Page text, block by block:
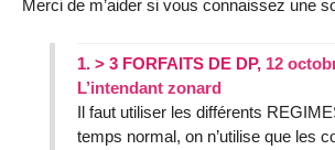
Merci de m’aider si vous connaissez une
1. > 3 FORFAITS DE DP, 12
L’intendant zonard
Il faut utiliser les différents
temps normal, on n’utilise que les